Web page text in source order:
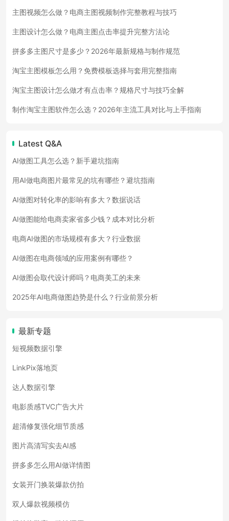
主图视频怎么做？电商主图视频制作完整教程与技巧
主图设计怎么做？电商主图点击率提升完整方法论
拼多多主图尺寸是多少？2026年最新规格与制作规范
淘宝主图模板怎么用？免费模板选择与套用完整指南
淘宝主图设计怎么做才有点击率？规格尺寸与技巧全解
制作淘宝主图软件怎么选？2026年主流工具对比与上手指南
Latest Q&A
AI做图工具怎么选？新手避坑指南
用AI做电商图片最常见的坑有哪些？避坑指南
AI做图对转化率的影响有多大？数据说话
AI做图能给电商卖家省多少钱？成本对比分析
电商AI做图的市场规模有多大？行业数据
AI做图在电商领域的应用案例有哪些？
AI做图会取代设计师吗？电商美工的未来
2025年AI电商做图趋势是什么？行业前景分析
最新专题
短视频数据引擎
LinkPix落地页
达人数据引擎
电影质感TVC广告大片
超清修复强化细节质感
图片高清写实去AI感
拼多多怎么用AI做详情图
女装开门换装爆款仿拍
双人爆款视频模仿